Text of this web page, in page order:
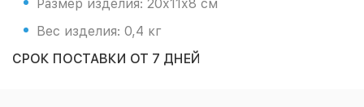
Размер изделия: 20х11х8 см
Вес изделия: 0,4 кг
СРОК ПОСТАВКИ ОТ 7 ДНЕЙ